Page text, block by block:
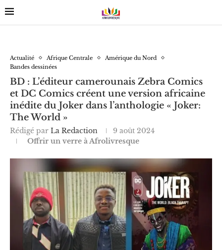
Actualité Afrique Centrale
Amérique du Nord
Bandes dessinées
BD : L’éditeur camerounais Zebra Comics
et DC Comics créent une version africaine
inédite du Joker dans l’anthologie « Joker:
The World »
Rédigé par La Redaction
9 août 2024
Offrir un verre à Afrolivresque